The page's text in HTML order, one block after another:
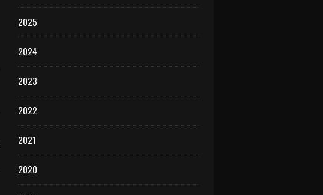
2025
2024
2023
2022
2021
2020